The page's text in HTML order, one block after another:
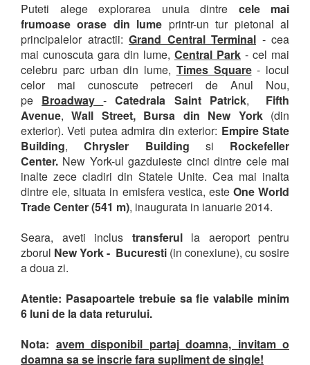
Puteti alege explorarea unuia dintre cele mai
frumoase orase din lume printr-un tur pietonal al
principalelor atractii: Grand Central Terminal - cea
mai cunoscuta gara din lume, Central Park - cel mai
celebru parc urban din lume, Times Square- locul
celor mai cunoscute petreceri de Anul Nou,
pe Broadway-Catedrala Saint Patrick, Fifth
Avenue,Wall Street, Bursa din New York(din
exterior). Veti putea admira din exterior: Empire State
Building,Chrysler Building si Rockefeller
Center. New York-ul gazduieste cinci dintre cele mai
inalte zece cladiri din Statele Unite. Cea mai inalta
dintre ele, situata in emisfera vestica, este One World
Trade Center (541 m), inaugurata in ianuarie 2014.
Seara, aveti inclus transferulla aeroport pentru
zborul New York - Bucuresti (in conexiune), cu sosire
a doua zi.
Atentie: Pasapoartele trebuie sa fie valabile minim
6 luni de la data returului.
Nota: avem disponibil partaj doamna, invitam o
doamna sa se inscrie fara supliment de single!